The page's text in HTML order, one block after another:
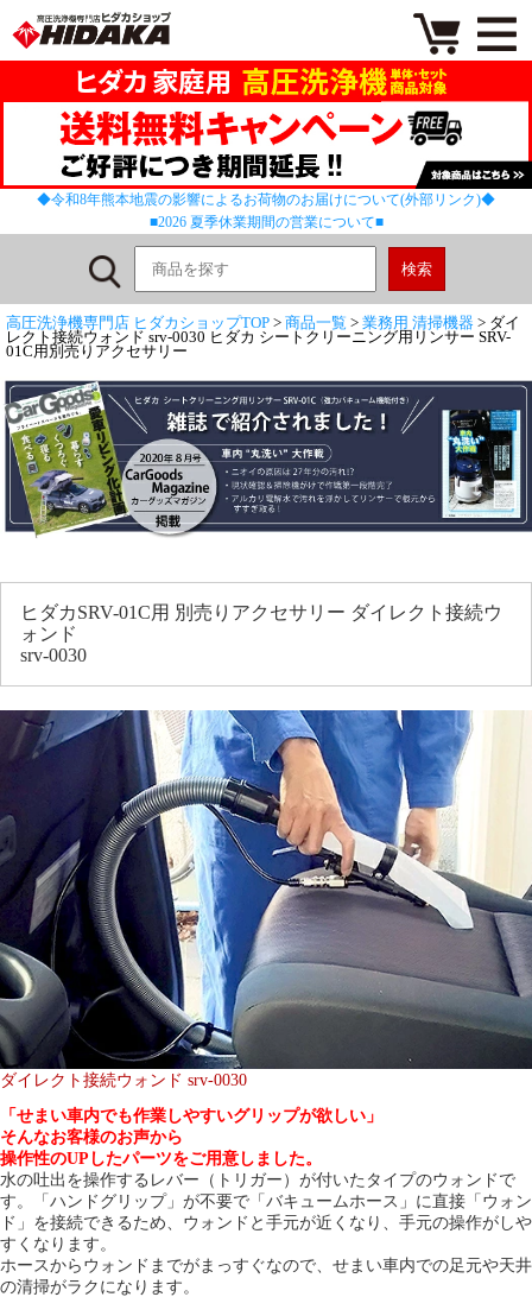
◆令和8年熊本地震の影響によるお荷物のお届けについて(外部リンク)◆
■2026 夏季休業期間の営業について■
高圧洗浄機専門店 ヒダカショップTOP > 商品一覧 > 業務用 清掃機器 > ダイ
レクト接続ウォンド srv-0030 ヒダカ シートクリーニング用リンサー SRV-
01C用別売りアクセサリー
ヒダカSRV-01C用 別売りアクセサリー ダイレクト接続ウ
ォンド
srv-0030
ダイレクト接続ウォンド srv-0030
「せまい車内でも作業しやすいグリップが欲しい」
そんなお客様のお声から
操作性のUPしたパーツをご用意しました。
水の吐出を操作するレバー（トリガー）が付いたタイプのウォンドで
す。「ハンドグリップ」が不要で「バキュームホース」に直接「ウォン
ド」を接続できるため、ウォンドと手元が近くなり、手元の操作がしや
すくなります。
ホースからウォンドまでがまっすぐなので、せまい車内での足元や天井
の清掃がラクになります。